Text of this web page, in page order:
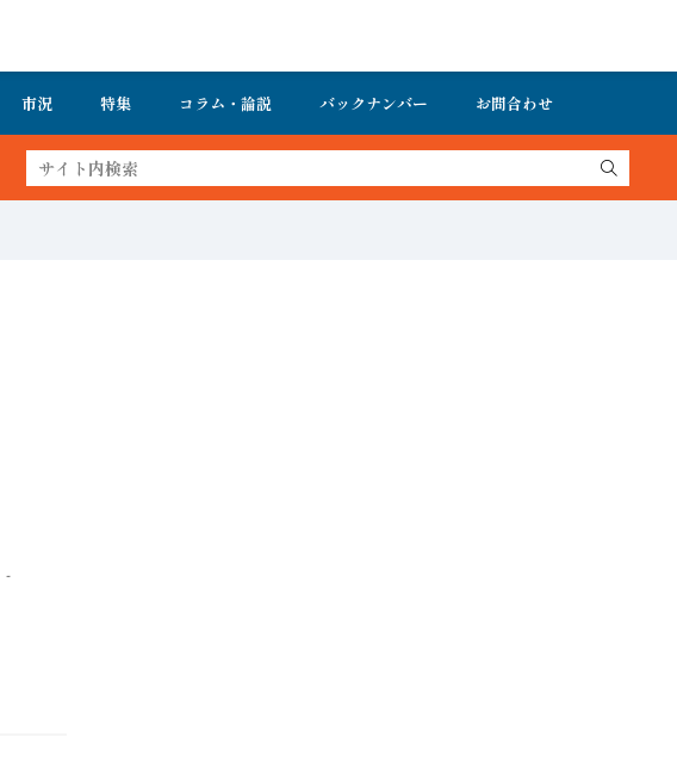
市況 特集 コラム・論説 バックナンバー お問合わせ